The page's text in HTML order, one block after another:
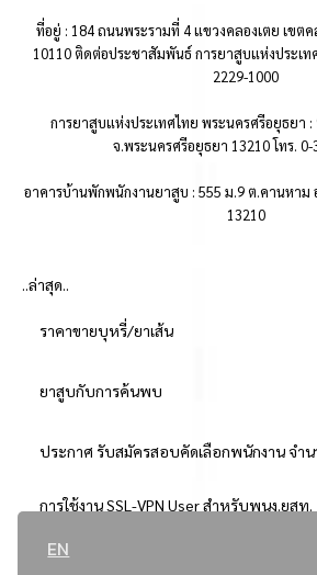
EN
ที่อยู่ : 184 ถนนพระรามที่ 4 แขวงคลองเตย เขต
10110 ติดต่อประชาสัมพันธ์ การยาสูบแห่งประเท
2229-1000
การยาสูบแห่งประเทศไทย พระนครศรีอยุธยา
จ.พระนครศรีอยุธยา 13210 โทร. 0-
อาคารบ้านพักพนักงานยาสูบ : 555 ม.9 ต.คานหาม
13210
..ล่าสุด..
ราคาขายบุหรี่/ยาเส้น
ยาสูบกับการค้นพบ
ประกาศ รับสมัครสอบคัดเลือกพนักงาน จำน
การใช้งาน SSL-VPN User สำหรับพนง.ยสท.
..ยอดนิยม..